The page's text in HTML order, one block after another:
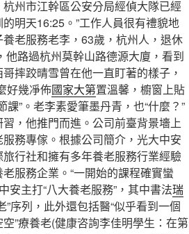
州市江幹區公安分局經偵大隊已經
明天16:25。”工作人員很有禮貌地
老服務老李，63歲，杭州人，退休
路過杭州莫幹山路德源大廈，看到
摔跤晴雪曾在他一直盯著的樣子，
好幾凈佈國家大第置溫馨，櫥窗上貼
”。老李素愛筆墨丹青，也“什麼？”
習，他推門而進。公司前臺背景墻上
務專傢。根據公司簡介，光大中安
行社和擁有多年養老服務行業經驗
服務企業。“一開始的課程確實蠻
安主打“八大養老服務”，其中書法瑞
序列，此外還包括醫“似乎看到一個
”療養老(健康咨詢李佳明學生：在第